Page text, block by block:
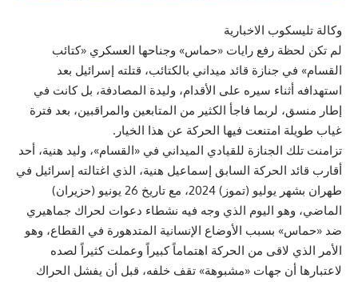
وكالة تليسكوب الاخبارية
لم تكن لحظة رفع رايات «حماس» وجناحها العسكري «كتائب
القسام» في جنازة قائد ميداني بالكتائب، قتلته إسرائيل بعد
استهدافه أثناء سيره على الأقدام، وليدة المصادفة، بل كانت في
إطار منسق، لربما فاجأ الكثير من المتابعين والمراقبين، بعد فترة
غياب طويلة امتنعت فيها الحركة عن هذا الخيار.
تزامنت تلك الجنازة للقيادي الميداني في «القسام»، وليد هنية، أحد
أقارب قائد الحركة السابق إسماعيل هنية، الذي اغتالته إسرائيل في
طهران بشهر يوليو (تموز) 2024، مع تاريخ 26 يونيو (حزيران)
الماضي، وهو اليوم الذي وجه فيه نشطاء دعوات لحراك جماهيري
ضد «حماس» بسبب الأوضاع الإنسانية المتدهورة في القطاع، وهو
الأمر الذي لاقى من الحركة اهتماماً كبيراً وعملت كثيراً لصده
لاعتبارها أن جهات «مشبوهة» تقف خلفه، قبل أن يفشل الحراك